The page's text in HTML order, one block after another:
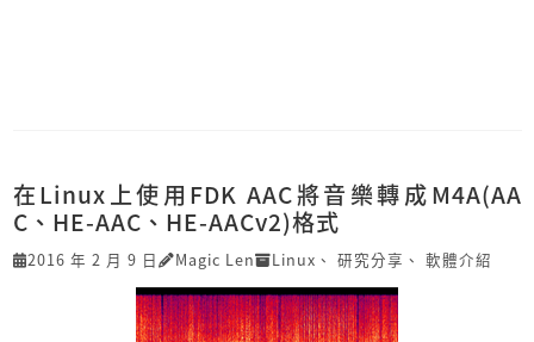
在Linux上使用FDK AAC將音樂轉成M4A(AA
C、HE-AAC、HE-AACv2)格式
2016 年 2 月 9 日 Magic Len Linux 、 研究分享 、 軟體介紹